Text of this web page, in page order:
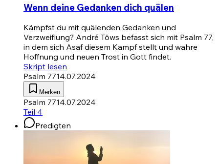
Wenn deine Gedanken dich quälen
Kämpfst du mit quälenden Gedanken und
Verzweiflung? André Töws befasst sich mit Psalm 77,
in dem sich Asaf diesem Kampf stellt und wahre
Hoffnung und neuen Trost in Gott findet.
Skript lesen
Psalm 7714.07.2024
Merken
Psalm 7714.07.2024
Teil 4
Predigten